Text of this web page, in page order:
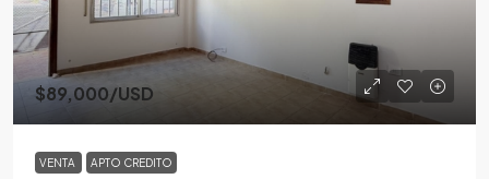
$89,000/USD
VENTA APTO CREDITO